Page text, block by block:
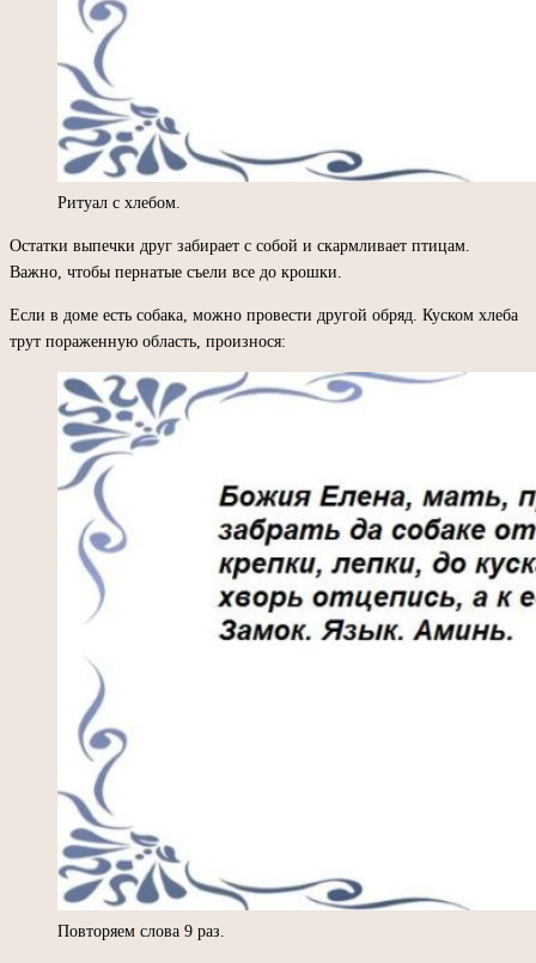
Ритуал с хлебом.
Остатки выпечки друг забирает с собой и скармливает птицам.
Важно, чтобы пернатые съели все до крошки.
Если в доме есть собака, можно провести другой обряд. Куском хлеба
трут пораженную область, произнося:
Повторяем слова 9 раз.